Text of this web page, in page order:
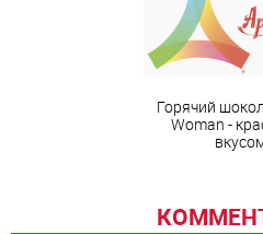
Горячий
Woman -